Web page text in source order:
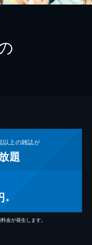
以上の雑誌が
題
※
金が発生します。